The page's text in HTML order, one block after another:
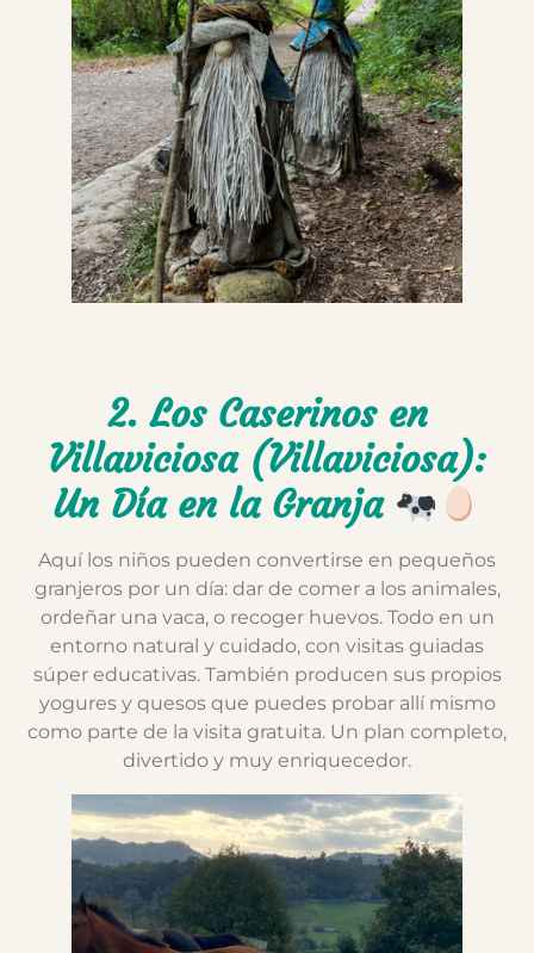
2. Los Caserinos en
Villaviciosa (Villaviciosa):
Un Día en la Granja
Aquí los niños pueden convertirse en pequeños
granjeros por un día: dar de comer a los animales,
ordeñar una vaca, o recoger huevos. Todo en un
entorno natural y cuidado, con visitas guiadas
súper educativas. También producen sus propios
yogures y quesos que puedes probar allí mismo
como parte de la visita gratuita. Un plan completo,
divertido y muy enriquecedor.